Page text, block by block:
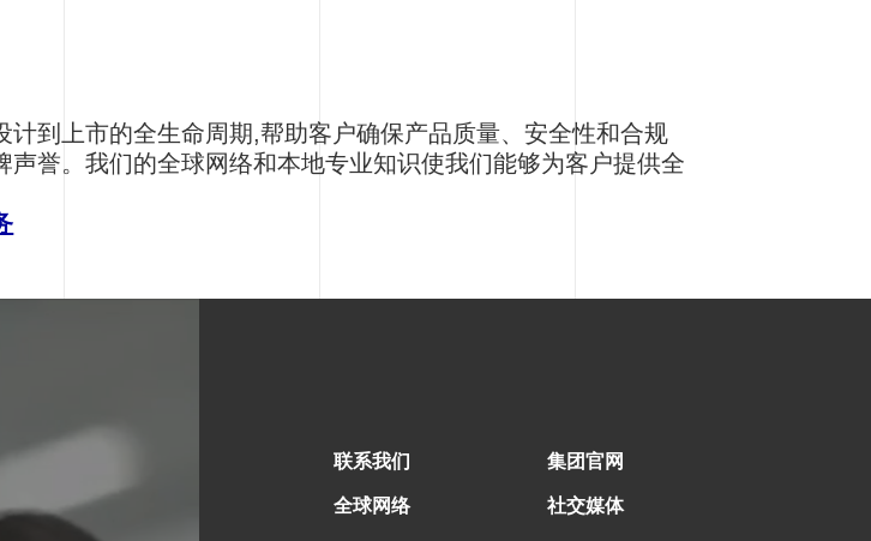
计到上市的全生命周期,帮助客户确保产品质量、安全性和合规
誉。我们的全球网络和本地专业知识使我们能够为客户提供全
联系我们
全球网络
集团官网
社交媒体